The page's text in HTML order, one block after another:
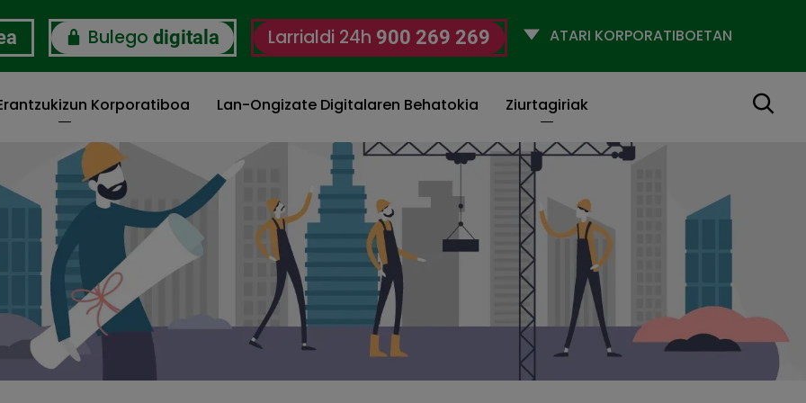
Bulego digitala Larrialdi 24h 900 269 269
Selecciona
Korporatiboa Lan-Ongizate Digitalaren Behatokia Ziurtagiriak Bilatu